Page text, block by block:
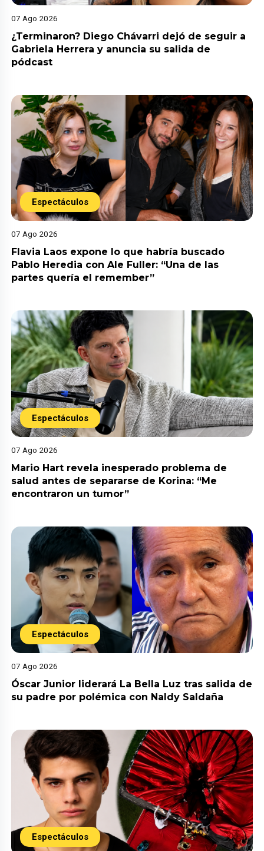
07 Ago 2026
¿Terminaron? Diego Chávarri dejó de seguir a
Gabriela Herrera y anuncia su salida de
pódcast
Espectáculos
07 Ago 2026
Flavia Laos expone lo que habría buscado
Pablo Heredia con Ale Fuller: “Una de las
partes quería el remember”
Espectáculos
07 Ago 2026
Mario Hart revela inesperado problema de
salud antes de separarse de Korina: “Me
encontraron un tumor”
Espectáculos
07 Ago 2026
Óscar Junior liderará La Bella Luz tras salida de
su padre por polémica con Naldy Saldaña
Espectáculos